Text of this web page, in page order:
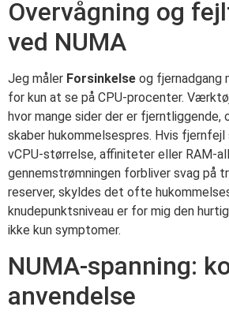
Overvågning og
ved NUMA
Jeg måler Forsinkelse og
for kun at se på CPU-procenter.
hvor mange sider der er fjerntliggende,
skaber hukommelsespres. Hvis
vCPU-størrelse, affiniteter eller RAM-
gennemstrømningen forbliver svag på
reserver, skyldes det ofte
knudepunktsniveau er for mig den
ikke kun symptomer.
NUMA-spanning:
anvendelse